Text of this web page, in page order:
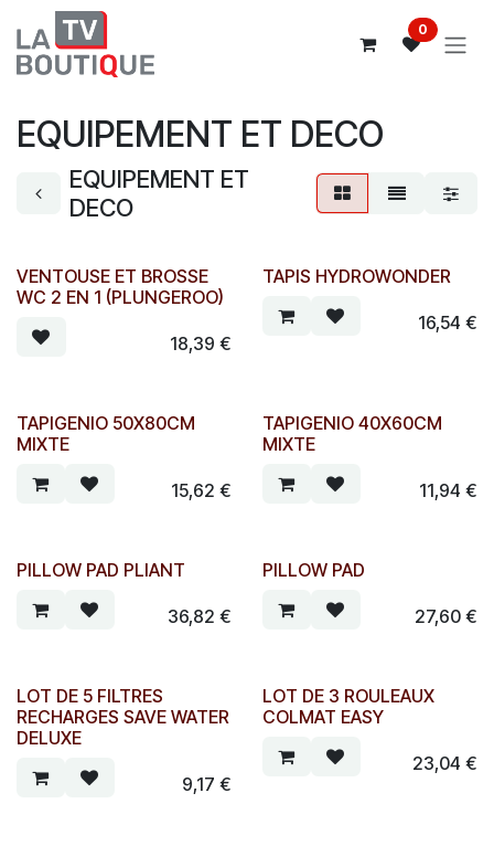
Se rendre au contenu
0
EQUIPEMENT ET DECO
EQUIPEMENT ET
DECO
VENTOUSE ET BROSSE
WC 2 EN 1 (PLUNGEROO)
18,39 €
TAPIS HYDROWONDER
16,54 €
TAPIGENIO 50X80CM
MIXTE
15,62 €
TAPIGENIO 40X60CM
MIXTE
11,94 €
PILLOW PAD PLIANT
36,82 €
PILLOW PAD
27,60€
LOT DE 5 FILTRES
RECHARGES SAVE WATER
DELUXE
9,17 €
LOT DE 3 ROULEAUX
COLMAT EASY
23,04 €